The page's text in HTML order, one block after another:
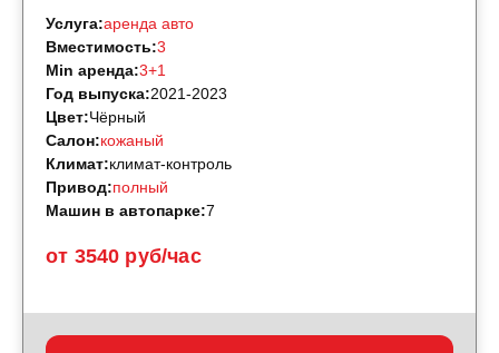
от 3540 руб/час
Услуга:аренда авто
Вместимость:3
Min аренда:3+1
Год выпуска:2021-2023
Цвет:Чёрный
Салон:кожаный
Климат:климат-контроль
Привод:полный
Машин в автопарке:7